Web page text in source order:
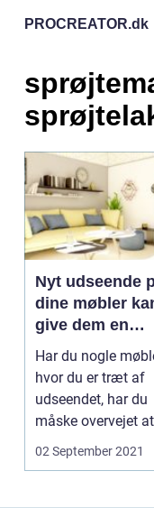
PROCREATOR.dk
Nyt udseende
dine møbler
give dem en
længere levetid
Har du nogle
hvor du er træt af
udseendet, har du
måske overvejet at
skille dig af med
02 September 2021